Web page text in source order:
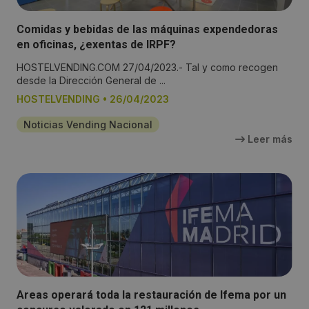
Comidas y bebidas de las máquinas expendedoras
en oficinas, ¿exentas de IRPF?
HOSTELVENDING.COM 27/04/2023.- Tal y como recogen
desde la Dirección General de ...
HOSTELVENDING • 26/04/2023
Noticias Vending Nacional
Leer más
Areas operará toda la restauración de Ifema por un